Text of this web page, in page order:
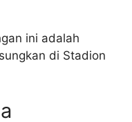
ini adalah
di Stadion